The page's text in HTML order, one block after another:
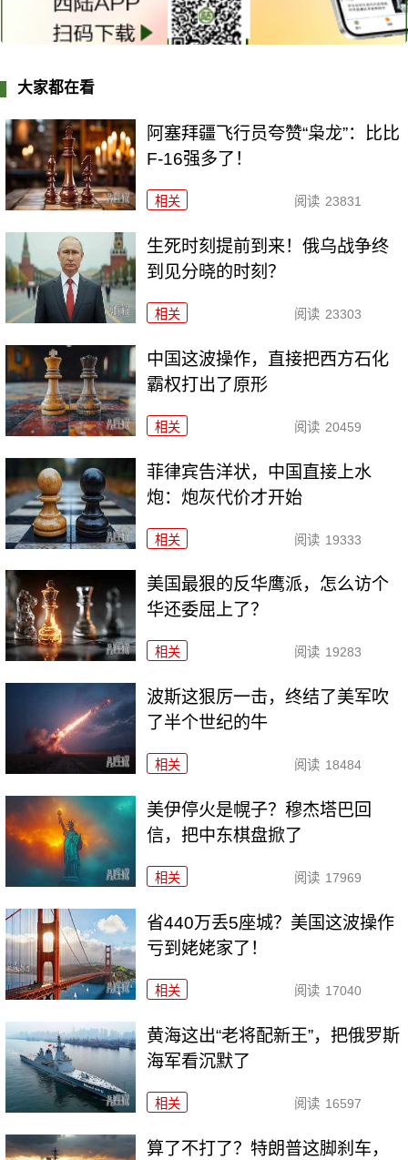
大家都在看
阿塞拜疆飞行员夸赞“枭龙”：比比
F-16强多了！
相关 阅读 23831
生死时刻提前到来！俄乌战争终
到见分晓的时刻？
相关 阅读 23303
中国这波操作，直接把西方石化
霸权打出了原形
相关 阅读 20459
菲律宾告洋状，中国直接上水
炮：炮灰代价才开始
相关 阅读 19333
美国最狠的反华鹰派，怎么访个
华还委屈上了？
相关 阅读 19283
波斯这狠厉一击，终结了美军吹
了半个世纪的牛
相关 阅读 18484
美伊停火是幌子？穆杰塔巴回
信，把中东棋盘掀了
相关 阅读 17969
省440万丢5座城？美国这波操作
亏到姥姥家了！
相关 阅读 17040
黄海这出“老将配新王”，把俄罗斯
海军看沉默了
相关 阅读 16597
算了不打了？特朗普这脚刹车，